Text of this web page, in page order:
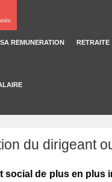
REMUNERATION RETRAITE
du dirigeant
social de plus en plus